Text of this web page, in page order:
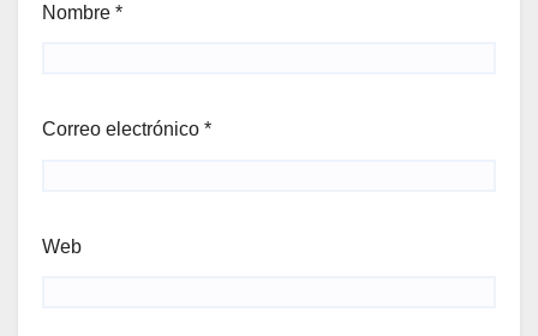
Nombre *
Correo electrónico *
Web